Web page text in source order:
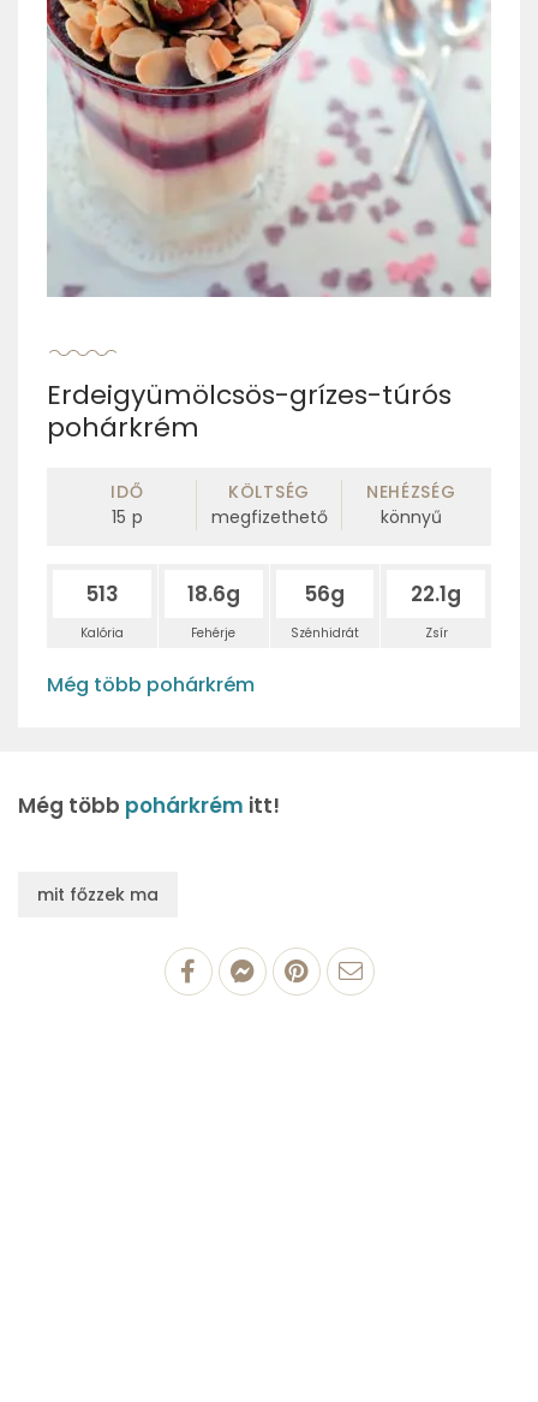
Erdeigyümölcsös-grízes-túrós
pohárkrém
IDŐ
15 p
KÖLTSÉG
megfizethető
NEHÉZSÉG
könnyű
513
Kalória
18.6g
Fehérje
56g
Szénhidrát
22.1g
Zsír
Még több pohárkrém
Még több pohárkrém itt!
mit főzzek ma